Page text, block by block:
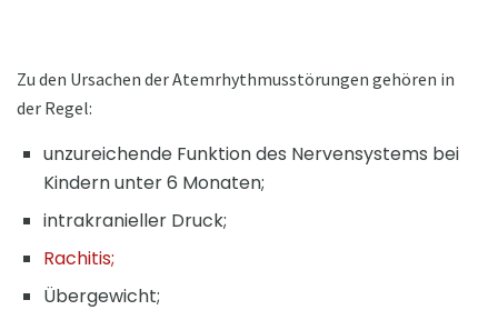
Zu den Ursachen der Atemrhythmusstörungen gehören in
der Regel:
unzureichende Funktion des Nervensystems bei
Kindern unter 6 Monaten;
intrakranieller Druck;
Rachitis;
Übergewicht;